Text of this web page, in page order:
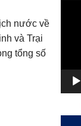
nước về
và Trại
tổng số